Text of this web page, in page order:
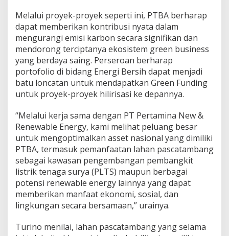
Melalui proyek-proyek seperti ini, PTBA berharap
dapat memberikan kontribusi nyata dalam
mengurangi emisi karbon secara signifikan dan
mendorong terciptanya ekosistem green business
yang berdaya saing. Perseroan berharap
portofolio di bidang Energi Bersih dapat menjadi
batu loncatan untuk mendapatkan Green Funding
untuk proyek-proyek hilirisasi ke depannya.
“Melalui kerja sama dengan PT Pertamina New &
Renewable Energy, kami melihat peluang besar
untuk mengoptimalkan asset nasional yang dimiliki
PTBA, termasuk pemanfaatan lahan pascatambang
sebagai kawasan pengembangan pembangkit
listrik tenaga surya (PLTS) maupun berbagai
potensi renewable energy lainnya yang dapat
memberikan manfaat ekonomi, sosial, dan
lingkungan secara bersamaan,” urainya.
Turino menilai, lahan pascatambang yang selama